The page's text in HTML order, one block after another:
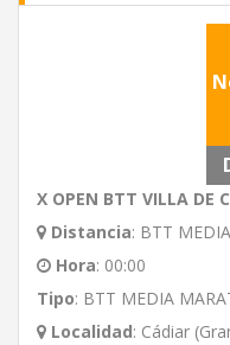
X OPEN BTT VILLA DE
Distancia: BTT
Hora: 00:00
Tipo: BTT MEDIA
Localidad: Cádiar